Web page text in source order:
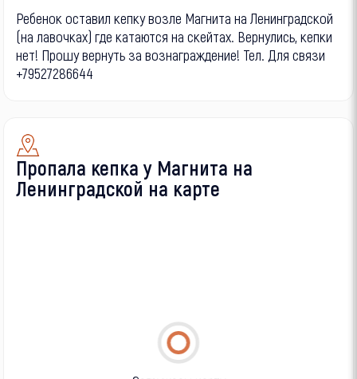
Ребенок оставил кепку возле Магнита на Ленинградской
(на лавочках) где катаются на скейтах. Вернулись, кепки
нет! Прошу вернуть за вознаграждение! Тел. Для связи
+79527286644
Пропала кепка у Магнита на
Ленинградской на карте